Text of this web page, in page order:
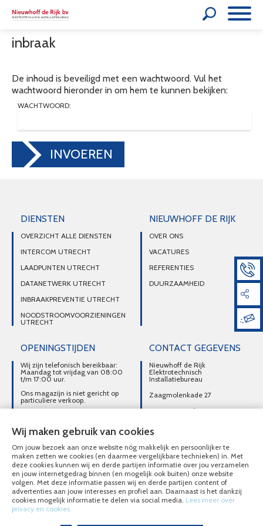
inbraak
De inhoud is beveiligd met een wachtwoord. Vul het
wachtwoord hieronder in om hem te kunnen bekijken:
WACHTWOORD:
INVOEREN
DIENSTEN
OVERZICHT ALLE DIENSTEN
INTERCOM UTRECHT
LAADPUNTEN UTRECHT
DATANETWERK UTRECHT
INBRAAKPREVENTIE UTRECHT
NOODSTROOMVOORZIENINGEN
UTRECHT
NIEUWHOFF DE RIJK
OVER ONS
VACATURES
REFERENTIES
DUURZAAMHEID
OPENINGSTIJDEN
Wij zijn telefonisch bereikbaar:
Maandag tot vrijdag van 08:00
t/m 17:00 uur.
Ons magazijn is niet gericht op
particuliere verkoop.
contact.
CONTACT GEGEVENS
Nieuwhoff de Rijk
Elektrotechnisch
Installatiebureau
Zaagmolenkade 27
3515 AC Utrecht
DIRECT CONTACT
OPNEMEN
030-2716496
MAIL ONS
© Nieuwhoff de Rijk Elektrotechnisch Installatiebureau 2020 - 2026
Wij maken gebruik van cookies
Om jouw bezoek aan onze website nóg makkelijk en persoonlijker te
maken zetten we cookies (en daarmee vergelijkbare technieken) in. Met
deze cookies kunnen wij en derde partijen informatie over jou verzamelen
en jouw internetgedrag binnen (en mogelijk ook buiten) onze website
volgen. Met deze informatie passen wij en derde partijen content of
advertenties aan jouw interesses en profiel aan. Daarnaast is het dankzij
cookies mogelijk informatie te delen via social media. Lees meer over
privacy en cookies.